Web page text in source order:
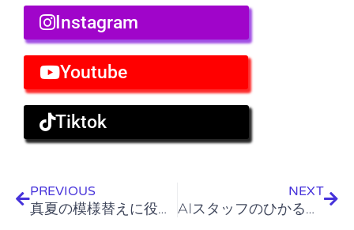
Instagram
Youtube
Tiktok
PREVIOUS
真夏の模様替えに役立つ不用品処分のコツ
NEXT
AIスタッフのひかるです！